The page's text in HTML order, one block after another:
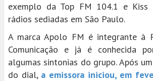
exemplo da Top FM 104.1 e Kiss
rádios sediadas em São Paulo.
A marca Apolo FM é integrante à
Comunicação e já é conhecida
algumas sintonias do grupo. Após
do dial, a emissora iniciou, em